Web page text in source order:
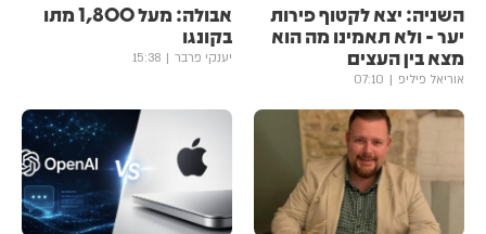
השניה: יצא לקטוף פירות
יער - ולא תאמינו מה הוא
מצא בין העצים
אוריאל פיליפ 07:10
אבולה: מעל 1,800 מתו
בקונגו
יענקי פרבר 15:38